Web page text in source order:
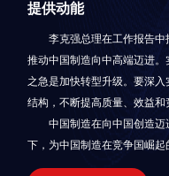
提供动能
李克强总理在工作报告中
推动中国制造向中高端迈进
之急是加快转型升级。要深
结构，不断提高质量、效益和
中国制造在向中国创造
下，为中国制造在竞争国崛起